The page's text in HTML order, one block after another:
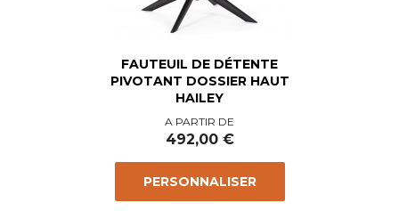
FAUTEUIL DE DÉTENTE
PIVOTANT DOSSIER HAUT
HAILEY
Prix
A PARTIR DE
492,00 €
PERSONNALISER